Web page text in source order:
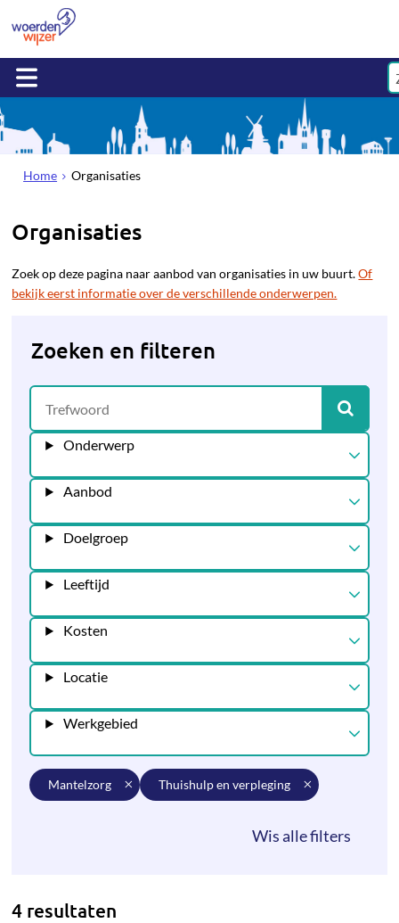
Home Organisaties
Organisaties
Zoek op deze pagina naar aanbod van organisaties in uw buurt.Of
bekijk eerst informatie over de verschillende onderwerpen.
Zoeken en filteren
Onderwerp
Aanbod
Doelgroep
Leeftijd
Kosten
Locatie
Werkgebied
mantelzorg thuishulp en verpleging
4 resultaten